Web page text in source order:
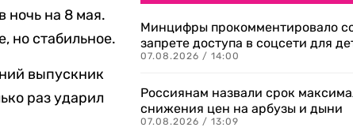
ночь на 8 мая.
но стабильное.
выпускник
раз ударил
Минцифры прокомментировало
запрете доступа в соцсети для
07.08.2026 / 14:00
Россиянам назвали срок
снижения цен на арбузы и дыни
07.08.2026 / 13:09